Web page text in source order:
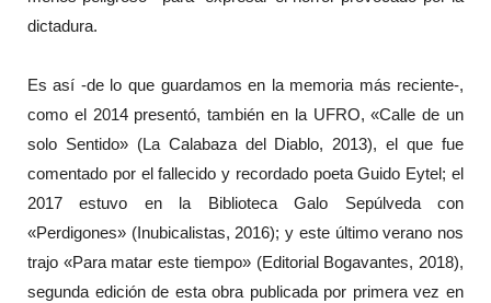
dictadura.
Es así -de lo que guardamos en la memoria más reciente-,
como el 2014 presentó, también en la UFRO, «Calle de un
solo Sentido» (La Calabaza del Diablo, 2013), el que fue
comentado por el fallecido y recordado poeta Guido Eytel; el
2017 estuvo en la Biblioteca Galo Sepúlveda con
«Perdigones» (Inubicalistas, 2016); y este último verano nos
trajo «Para matar este tiempo» (Editorial Bogavantes, 2018),
segunda edición de esta obra publicada por primera vez en